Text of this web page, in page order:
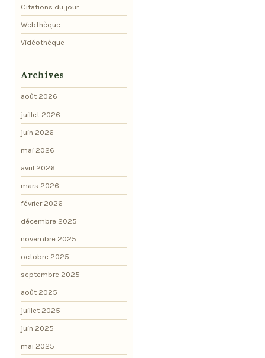
Citations du jour
Webthèque
Vidéothèque
Archives
août 2026
juillet 2026
juin 2026
mai 2026
avril 2026
mars 2026
février 2026
décembre 2025
novembre 2025
octobre 2025
septembre 2025
août 2025
juillet 2025
juin 2025
mai 2025